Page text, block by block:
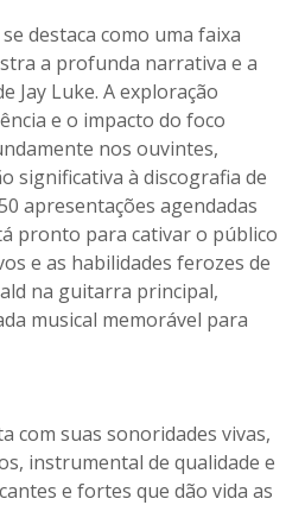
destaca como uma faixa
a profunda narrativa e a
Jay Luke. A exploração
e o impacto do foco
nos ouvintes,
significativa à discografia de
apresentações agendadas
pronto para cativar o público
e as habilidades ferozes de
na guitarra principal,
musical memorável para
com suas sonoridades vivas,
instrumental de qualidade e
e fortes que dão vida as